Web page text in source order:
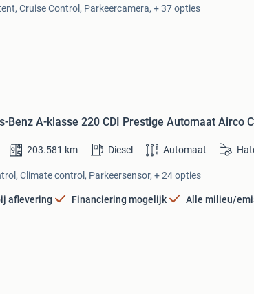
Cruise Control, Parkeercamera, + 37 opties
Benz A-klasse 220 CDI Prestige Automaat Airco
203.581 km Diesel Automaat
Climate control, Parkeersensor, + 24 opties
aflevering Financiering mogelijk Alle milieu/